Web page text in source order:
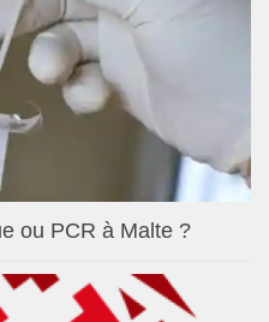
ou PCR à Malte ?